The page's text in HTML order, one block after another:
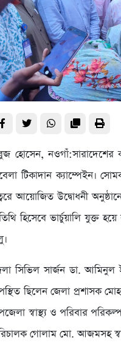
হোসেন, নওগাঁ:সারাদেশের
টিকাদান ক্যাম্পেইন।
আয়োজিত উদ্বোধনী
হিসেবে ভার্চুয়ালি যুক্ত
সিভিল সার্জন ডা. আমিনুল
ছিলেন জেলা প্রশাসক
স্বাস্থ্য ও পরিবার
গোলাম মো. আজমসহ